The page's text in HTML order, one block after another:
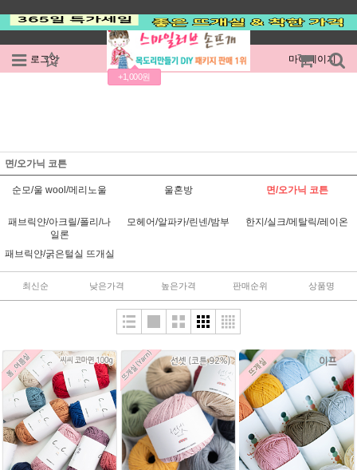
로그인 회원가입
+1,000원
주문조회 마이페이지
면/오가닉 코튼
순모/울 wool/메리노울 울혼방 면/오가닉 코튼
패브릭얀/아크릴/폴리/나
일론
모헤어/알파카/린넨/밤부 한지/실크/메탈릭/레이온
패브릭얀/굵은털실 뜨개실
최신순 낮은가격 높은가격 판매순위 상품명